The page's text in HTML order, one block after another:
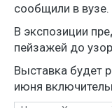
сообщили в вузе.
В экспозиции
пейзажей до
Выставка будет
июня